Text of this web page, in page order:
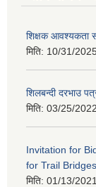
शिक्षक आवश्यकता
मिति: 10/31/
शिलबन्दी दरभाउ
मिति: 03/25/
Invitation for
for Trail Bridges
मिति: 01/13/